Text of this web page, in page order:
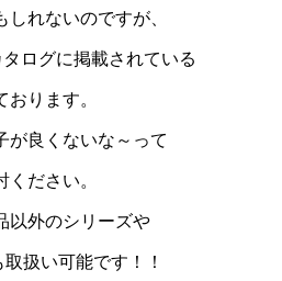
れないのですが、
ログに掲載されている
ります。
が良くないな～って
ださい。
以外のシリーズや
扱い可能です！！